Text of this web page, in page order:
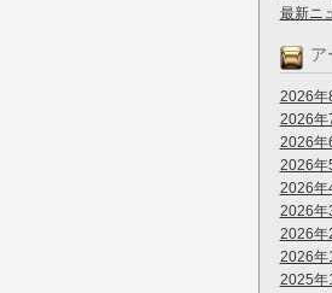
最新ニ
ア
2026年
2026年
2026年
2026年
2026年
2026年
2026年
2026年
2025年